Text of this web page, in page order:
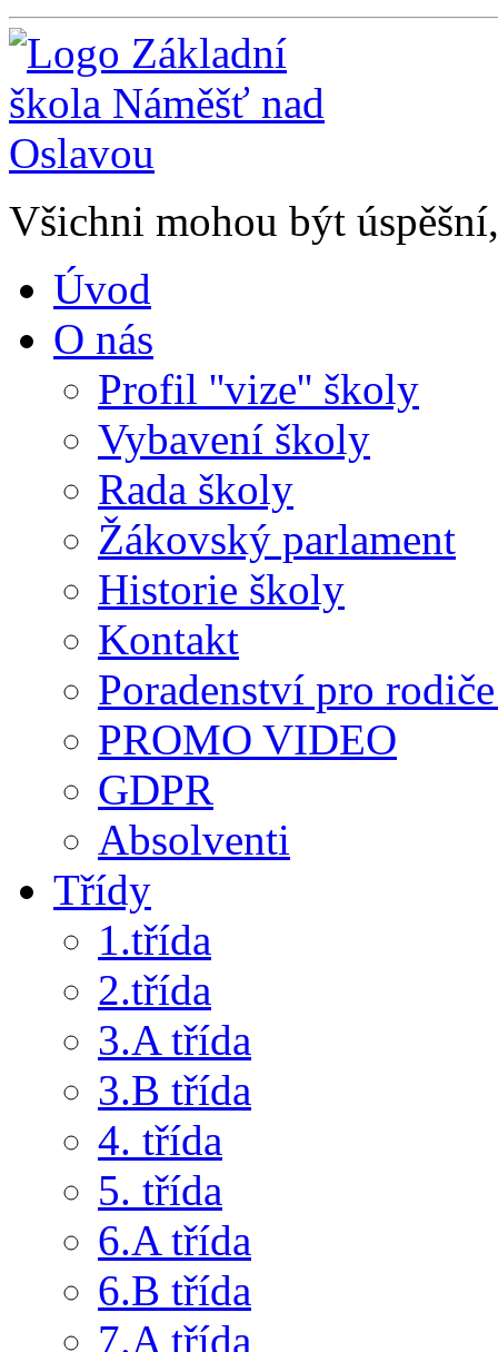
Všichni mohou být
Úvod
O nás
Profil ''vize'' školy
Vybavení školy
Rada školy
Žákovský parlament
Historie školy
Kontakt
Poradenství pro
PROMO VIDEO
GDPR
Absolventi
Třídy
1.třída
2.třída
3.A třída
3.B třída
4. třída
5. třída
6.A třída
6.B třída
7.A třída